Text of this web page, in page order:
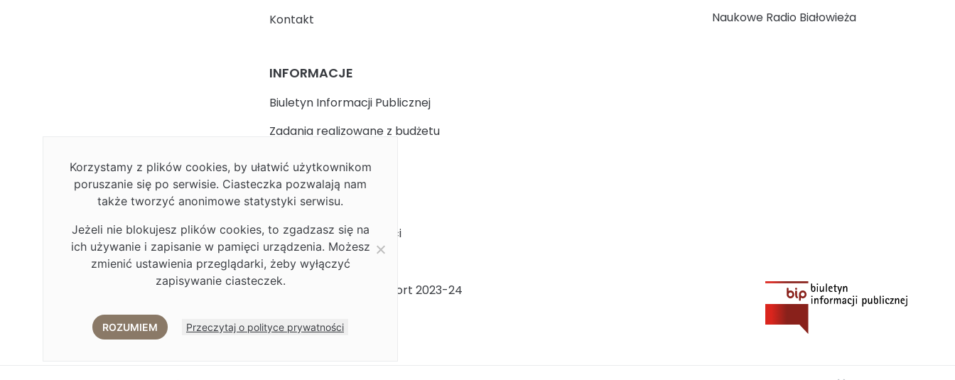
Kontakt
INFORMACJE
Biuletyn Informacji Publicznej
Zadania realizowane z budżetu
Facebook
Polityka prywatności
Deklaracja dostępności
Plan Równości Płci
Plan Równości Płci Raport 2023-24
Naukowe Radio Białowieża
Korzystamy z plików cookies, by ułatwić użytkownikom
poruszanie się po serwisie. Ciasteczka pozwalają nam
także tworzyć anonimowe statystyki serwisu.
Jeżeli nie blokujesz plików cookies, to zgadzasz się na
ich używanie i zapisanie w pamięci urządzenia. Możesz
zmienić ustawienia przeglądarki, żeby wyłączyć
zapisywanie ciasteczek.
ROZUMIEM Przeczytaj o polityce prywatności